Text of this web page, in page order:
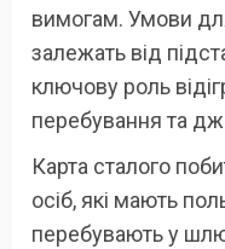
вимогам. Умови
залежать від
ключову роль
перебування та
Карта сталого
осіб, які мають
перебувають у